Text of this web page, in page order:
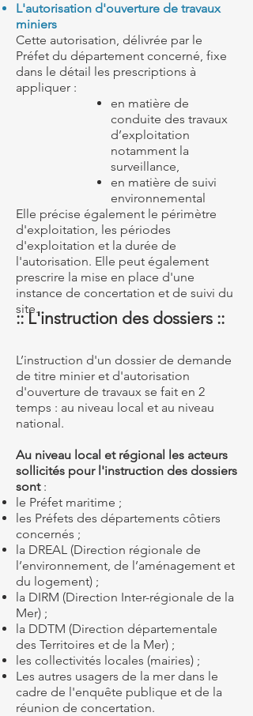
L'autorisation d'ouverture de travaux
miniers
Cette autorisation, délivrée par le
Préfet du département concerné, fixe
dans le détail les prescriptions à
appliquer :
en matière de
conduite des travaux
d’exploitation
notamment la
surveillance,
en matière de suivi
environnemental
Elle précise également le périmètre
d'exploitation, les périodes
d'exploitation et la durée de
l'autorisation. Elle peut également
prescrire la mise en place d'une
instance de concertation et de suivi du
site.
:: L'instruction des dossiers ::
L’instruction d'un dossier de demande
de titre minier et d'autorisation
d'ouverture de travaux se fait en 2
temps : au niveau local et au niveau
national.
Au niveau local et régional les acteurs
sollicités pour l'instruction des dossiers
sont:
le Préfet maritime ;
les Préfets des départements côtiers
concernés ;
la DREAL (Direction régionale de
l’environnement, de l’aménagement et
du logement) ;
la DIRM (Direction Inter-régionale de la
Mer) ;
la DDTM (Direction départementale
des Territoires et de la Mer) ;
les collectivités locales (mairies) ;
Les autres usagers de la mer dans le
cadre de l'enquête publique et de la
réunion de concertation.